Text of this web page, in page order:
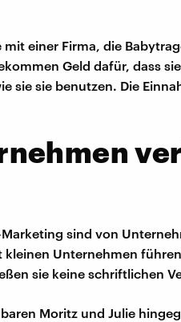
einer Firma, die
Geld dafür, dass
sie sie benutzen. Die
sind von
Unternehmen
sie keine schriftlichen
Moritz und Julie